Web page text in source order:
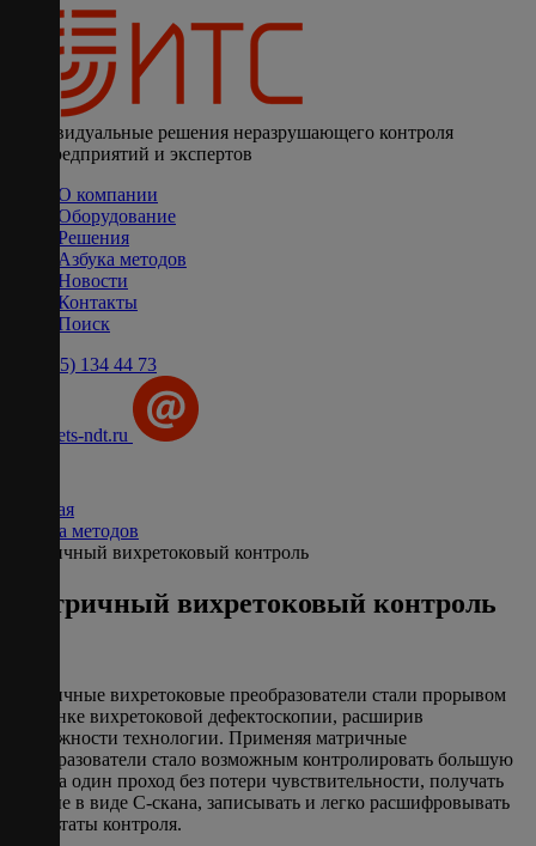
Индивидуальные решения неразрушающего контроля
для предприятий и экспертов
О компании
Оборудование
Решения
Азбука методов
Новости
Контакты
Поиск
+7 (495) 134 44 73
info@ets-ndt.ru
Главная
Азбука методов
Матричный вихретоковый контроль
Матричный вихретоковый контроль
Матричные вихретоковые преобразователи стали прорывом
на рынке вихретоковой дефектоскопии, расширив
возможности технологии. Применяя матричные
преобразователи стало возможным контролировать большую
зону за один проход без потери чувствительности, получать
данные в виде С-скана, записывать и легко расшифровывать
результаты контроля.